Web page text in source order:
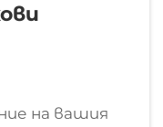
на вашия